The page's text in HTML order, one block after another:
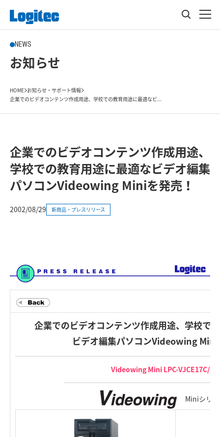
NEWS
お知らせ
HOME お知らせ・サポート情報
企業でのビデオコンテンツ作成用途、学校での教育用途に最適なビ...
企業でのビデオコンテンツ作成用途、
学校での教育用途に最適なビデオ編集
パソコンVideowing Miniを発売！
2002/08/29 新商品・プレスリリース
企業でのビデオコンテンツ作成用途、学校で
ビデオ編集パソコンVideowing Mini
Videowing Mini LPC-VJCE17C/B
Miniシリー